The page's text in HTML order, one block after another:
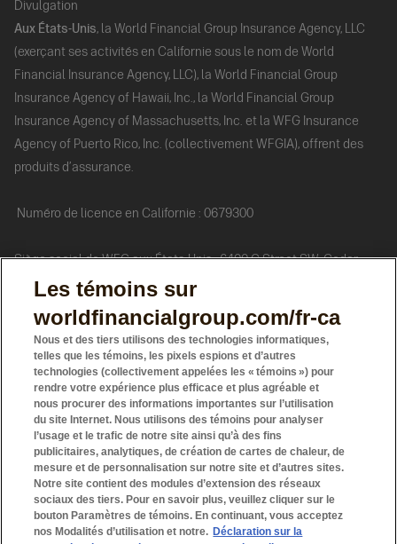
Divulgation
Aux États-Unis, la World Financial Group Insurance Agency, LLC
(exerçant ses activités en Californie sous le nom de World
Financial Insurance Agency, LLC), la World Financial Group
Insurance Agency of Hawaii, Inc., la World Financial Group
Insurance Agency of Massachusetts, Inc. et la WFG Insurance
Agency of Puerto Rico, Inc. (collectivement WFGIA), offrent des
produits d’assurance.
Numéro de licence en Californie : 0679300
Siège social de WFG aux États-Unis : 6400 C Street SW, Cedar
Rapids, IA 52499, téléphone : 770 453-9300
Au Canada , l’Agence d’Assurance Groupe Financier Mondial Du
Canada Inc. (AAGFM) offre de l’assurance vie et des fonds
distincts.
La société WFG Valeurs Mobilières Inc. (WFGS) offre des fonds
communs de placement.
L’AAGFM et WFGS sont des sociétés affiliées.
Siège social: 5000, rue Yonge, bureau 800, Toronto (Ontario) M2N
Les témoins sur
worldfinancialgroup.com/fr-ca
Nous et des tiers utilisons des technologies informatiques,
telles que les témoins, les pixels espions et d’autres
technologies (collectivement appelées les « témoins ») pour
rendre votre expérience plus efficace et plus agréable et
nous procurer des informations importantes sur l’utilisation
du site Internet. Nous utilisons des témoins pour analyser
l’usage et le trafic de notre site ainsi qu’à des fins
publicitaires, analytiques, de création de cartes de chaleur, de
mesure et de personnalisation sur notre site et d’autres sites.
Notre site contient des modules d’extension des réseaux
sociaux des tiers. Pour en savoir plus, veuillez cliquer sur le
bouton Paramètres de témoins. En continuant, vous acceptez
nos Modalités d’utilisation et notre. Déclaration sur la